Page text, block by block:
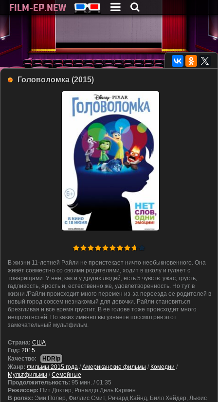
Головоломка (2015)
В жизни 11-летней Райли не проистекает ничто необыкновенного. Она
живёт совместно со своими родителями, ходит в школу и гуляет с
товарищами. У неё, как и у других людей, есть 5 чувств: ужас, грусть,
гадливость, ярость и, естественно же, удовлетворенность. Но тут в
жизни /Райли происходит много перемен из-за переезда ее родителей в
новый город совсем незнакомый для девочки. Райли становиться
брезгливая и все время грустит. В ее голове тоже происходит много
неприятнстей. Но каких именно вы узнаете поссмотрев этот
замечательный мультфильм.
Cтрана: США
Год: 2015
Качество:
HDRip
Жанр: Фильмы 2015 года / Американские фильмы / Комедии /
Мультфильмы / Семейные
Продолжительность: 95 мин. / 01:35
Режиссер: Пит Доктер, Роналдо Дель Кармен
В ролях: Эми Полер, Филлис Смит, Ричард Кайнд, Билл Хейдер, Льюис